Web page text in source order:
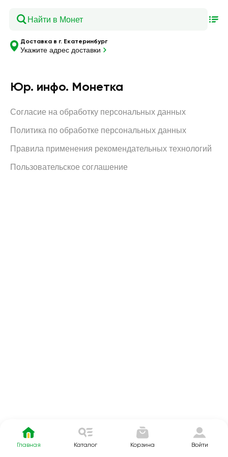
Доставка в г. Екатеринбург
Укажите адрес доставки
Юр. инфо. Монетка
Согласие на обработку персональных данных
Политика по обработке персональных данных
Правила применения рекомендательных технологий
Пользовательское соглашение
Главная Каталог Корзина Войти